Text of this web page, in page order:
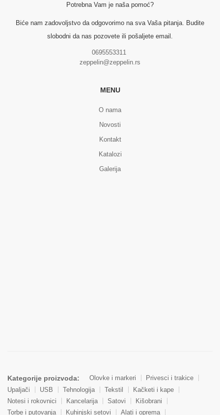
Potrebna Vam je naša pomoć?
Biće nam zadovoljstvo da odgovorimo na sva Vaša pitanja. Budite
slobodni da nas pozovete ili pošaljete email.
0695553311
zeppelin@zeppelin.rs
MENU
O nama
Novosti
Kontakt
Katalozi
Galerija
Kategorije proizvoda: Olovke i markeri
Privesci i trakice
Upaljači
USB Tehnologija Tekstil
Kačketi i kape
Notesi i rokovnici
Kancelarija Satovi
Kišobrani
Torbe i putovanja
Kuhinjski setovi Alati i oprema